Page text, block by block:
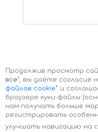
Авторские права ©
Продолжив просмотр
все", вы даёте согласие
файлов cookie” и
браузере куки-файлы
нам получать больше
регистрировать
улучшать навигацию на